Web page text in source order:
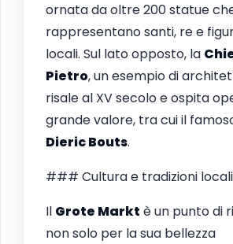
ornata da oltre 200 statue
rappresentano santi, re e
locali. Sul lato opposto, la
Pietro, un esempio di
risale al XV secolo e ospita
grande valore, tra cui il
Dieric Bouts.
### Cultura e tradizioni locali
Il Grote Markt è un punto di
non solo per la sua bellezza